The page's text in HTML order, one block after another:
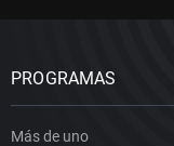
PROGRAMAS
Más de uno